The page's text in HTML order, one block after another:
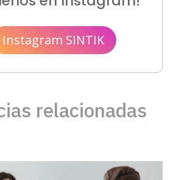
Instagram SINTIK
relacionadas